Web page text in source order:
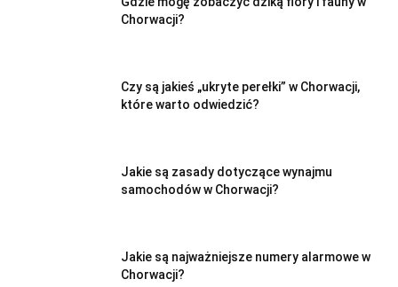
Chorwacji?
Czy są jakieś „ukryte perełki” w Chorwacji,
które warto odwiedzić?
Jakie są zasady dotyczące wynajmu
samochodów w Chorwacji?
Jakie są najważniejsze numery alarmowe w
Chorwacji?